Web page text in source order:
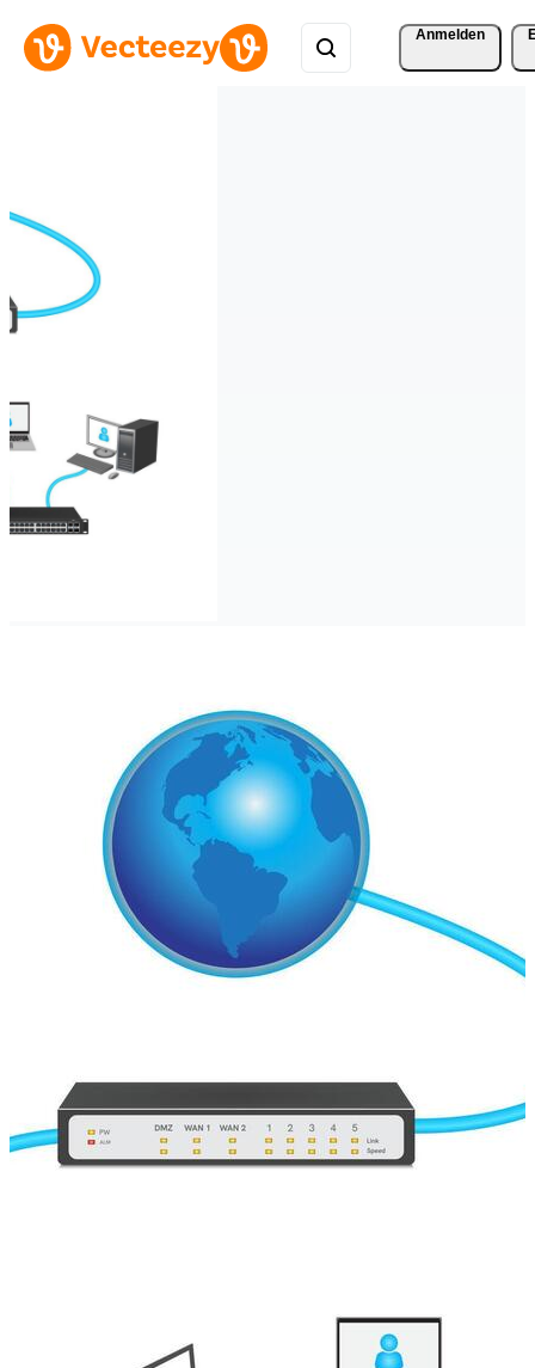
Anmelden